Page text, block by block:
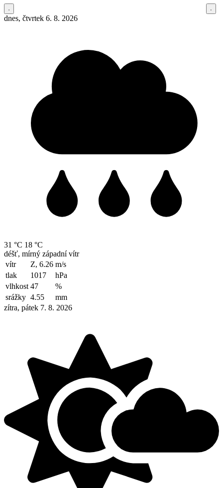
dnes, čtvrtek 6. 8. 2026
31 °C 18 °C
déšť, mírný západní vítr
vítr
Z, 6.26 m/s
tlak
1017
hPa
vlhkost 47
%
srážky 4.55
mm
zítra, pátek 7. 8. 2026